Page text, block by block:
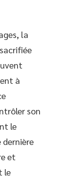
la
à
son
le
et
le